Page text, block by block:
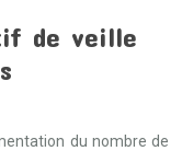
de veille
du nombre de